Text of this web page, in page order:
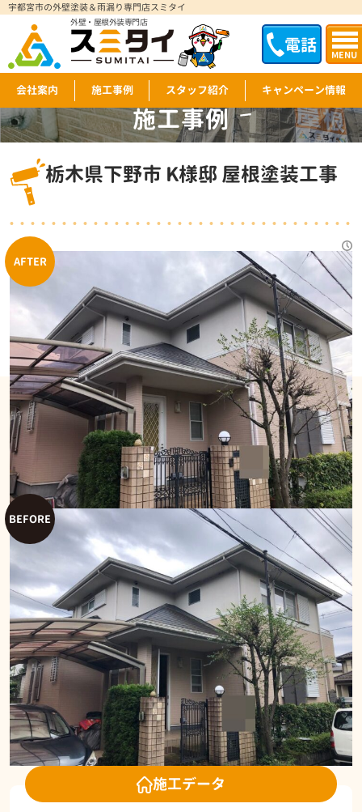
電話 MENU
宇都宮市の外壁塗装＆雨漏り専門店スミタイ
外壁・屋根外装専門店
会社案内 施工事例 スタッフ紹介 キャンペーン情報
施工事例
WORKS
栃木県下野市 K様邸 屋根塗装工事
施工データ